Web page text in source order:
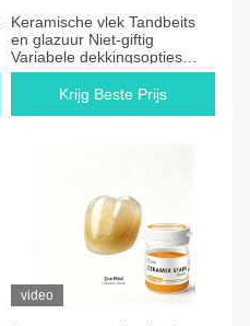
Keramische vlek Tandbeits
en glazuur Niet-giftig
Variabele dekkingsopties
Ontworpen voor nauwkeurige
kleuring van tandprothesen
Krijg Beste Prijs
video